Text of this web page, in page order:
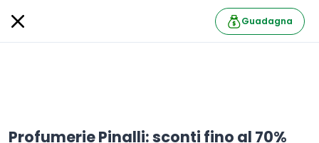
Guadagna
Profumerie Pinalli: sconti fino al 70%